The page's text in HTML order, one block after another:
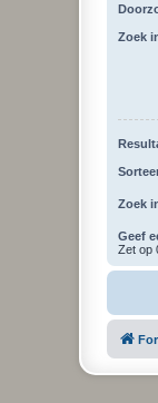
Zoek
Zoek
Geef
Zet op